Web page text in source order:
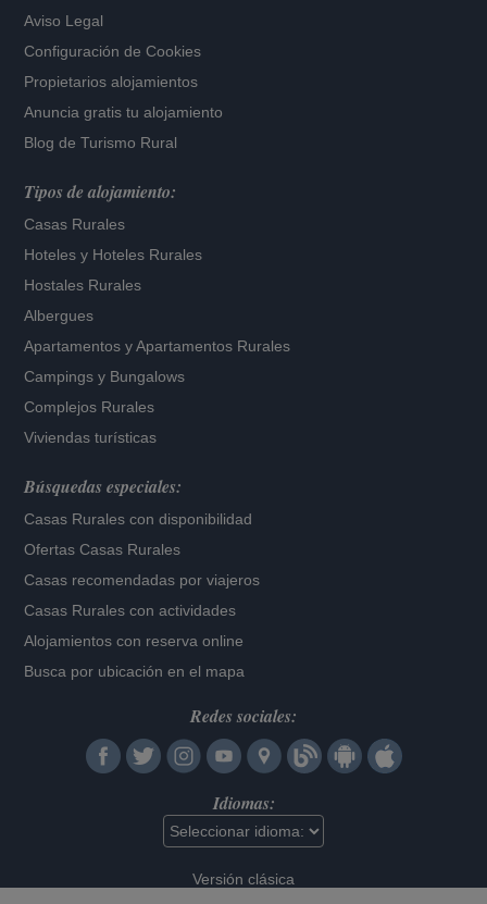
Aviso Legal
Configuración de Cookies
Propietarios alojamientos
Anuncia gratis tu alojamiento
Blog de Turismo Rural
Tipos de alojamiento:
Casas Rurales
Hoteles y Hoteles Rurales
Hostales Rurales
Albergues
Apartamentos yApartamentos Rurales
Campings y Bungalows
Complejos Rurales
Viviendas turísticas
Búsquedas especiales:
Casas Rurales con disponibilidad
Ofertas Casas Rurales
Casas recomendadas por viajeros
Casas Rurales con actividades
Alojamientos con reserva online
Busca por ubicación en el mapa
Redes sociales:
Idiomas:
Versión clásica